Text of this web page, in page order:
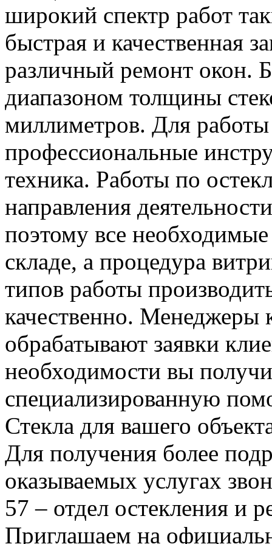
широкий спектр работ
быстрая и качественная
различный ремонт окон.
диапазоном толщины
миллиметров. Для
профессиональные
техника. Работы по
направления
поэтому все
складе, а процедура
типов работы
качественно. Менеджеры
обрабатывают заявки
необходимости вы
специализированную
Стекла для вашего
Для получения более
оказываемых услугах
57 – отдел остекления и
Приглашаем на